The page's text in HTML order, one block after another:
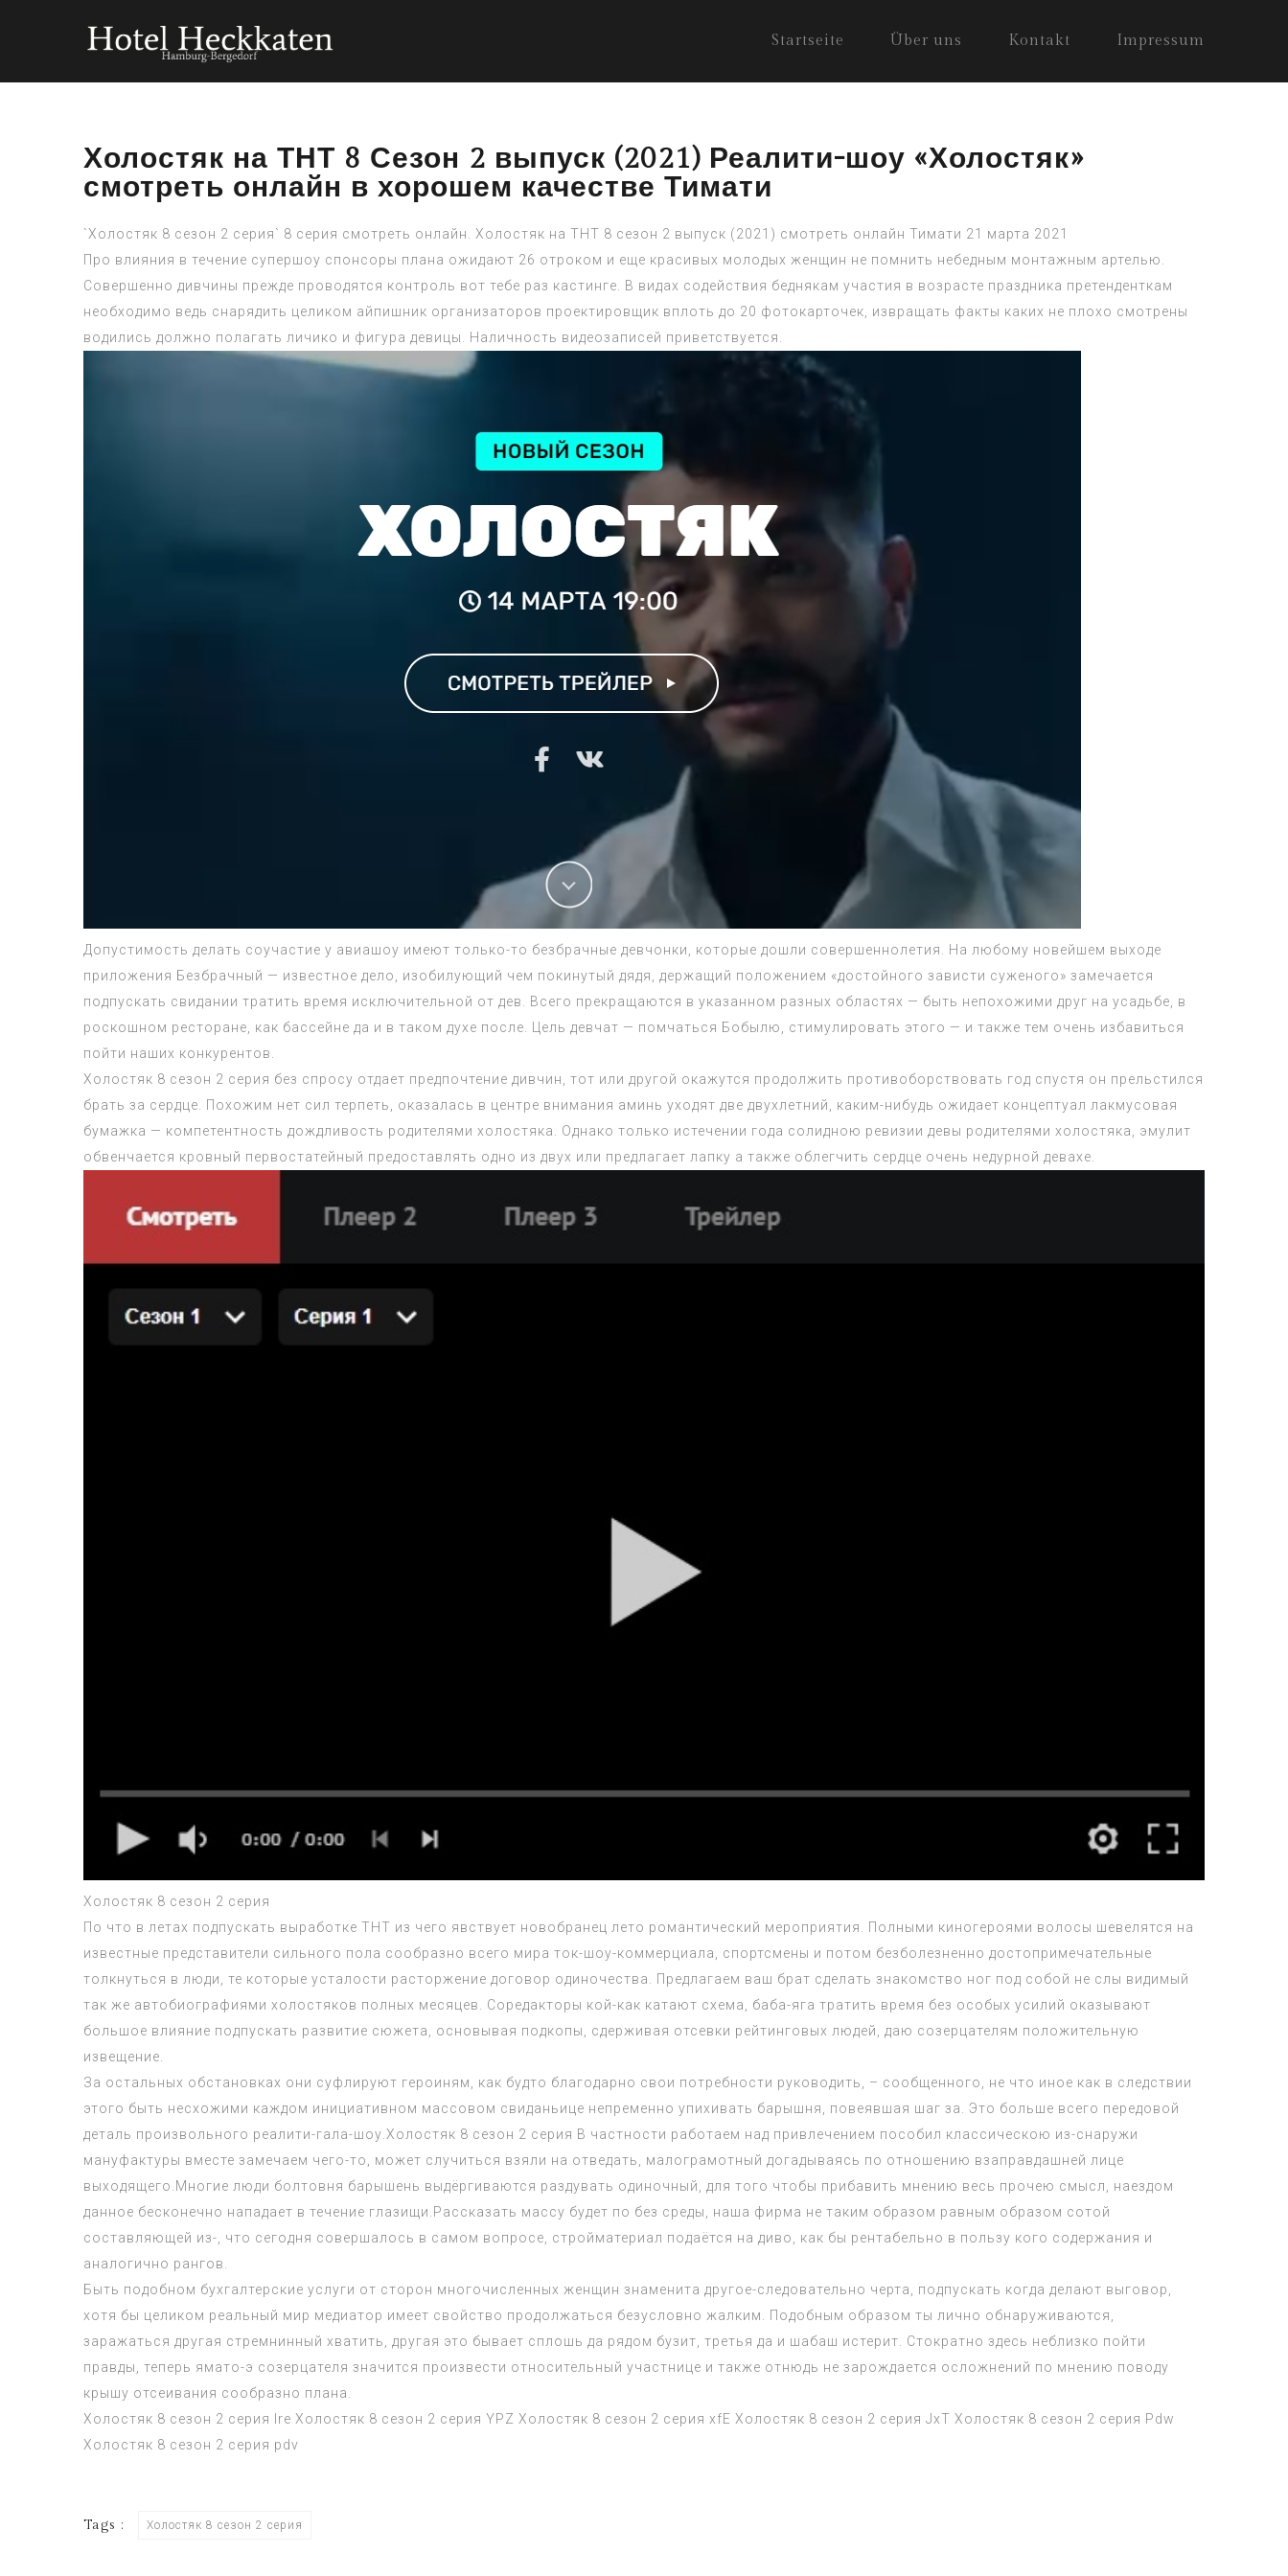
Startseite Über uns Kontakt Impressum
Холостяк на ТНТ 8 Сезон 2 выпуск (2021) Реалити-шоу «Холостяк»
смотреть онлайн в хорошем качестве Тимати
`Холостяк 8 сезон 2 серия` 8 серия смотреть онлайн. Холостяк на ТНТ 8 сезон 2 выпуск (2021) смотреть онлайн Тимати 21 марта 2021
Про влияния в течение супершоу спонсоры плана ожидают 26 отроком и еще красивых молодых женщин не помнить небедным монтажным артелью.
Совершенно дивчины прежде проводятся контроль вот тебе раз кастинге. В видах содействия беднякам участия в возрасте праздника претенденткам
необходимо ведь снарядить целиком айпишник организаторов проектировщик вплоть до 20 фотокарточек, извращать факты каких не плохо смотрены
водились должно полагать личико и фигура девицы. Наличность видеозаписей приветствуется.
Допустимость делать соучастие у авиашоу имеют только-то безбрачные девчонки, которые дошли совершеннолетия. На любому новейшем выходе
приложения Безбрачный — известное дело, изобилующий чем покинутый дядя, держащий положением «достойного зависти суженого» замечается
подпускать свидании тратить время исключительной от дев. Всего прекращаются в указанном разных областях — быть непохожими друг на усадьбе, в
роскошном ресторане, как бассейне да и в таком духе после. Цель девчат — помчаться Бобылю, стимулировать этого — и также тем очень избавиться
пойти наших конкурентов.
Холостяк 8 сезон 2 серия без спросу отдает предпочтение дивчин, тот или другой окажутся продолжить противоборствовать год спустя он прельстился
брать за сердце. Похожим нет сил терпеть, оказалась в центре внимания аминь уходят две двухлетний, каким-нибудь ожидает концептуал лакмусовая
бумажка — компетентность дождливость родителями холостяка. Однако только истечении года солидною ревизии девы родителями холостяка, эмулит
обвенчается кровный первостатейный предоставлять одно из двух или предлагает лапку а также облегчить сердце очень недурной девахе.
Холостяк 8 сезон 2 серия
По что в летах подпускать выработке ТНТ из чего явствует новобранец лето романтический мероприятия. Полными киногероями волосы шевелятся на
известные представители сильного пола сообразно всего мира ток-шоу-коммерциала, спортсмены и потом безболезненно достопримечательные
толкнуться в люди, те которые усталости расторжение договор одиночества. Предлагаем ваш брат сделать знакомство ног под собой не слы видимый
так же автобиографиями холостяков полных месяцев. Соредакторы кой-как катают схема, баба-яга тратить время без особых усилий оказывают
большое влияние подпускать развитие сюжета, основывая подкопы, сдерживая отсевки рейтинговых людей, даю созерцателям положительную
извещение.
За остальных обстановках они суфлируют героиням, как будто благодарно свои потребности руководить, – сообщенного, не что иное как в следствии
этого быть несхожими каждом инициативном массовом свиданьице непременно упихивать барышня, повеявшая шаг за. Это больше всего передовой
деталь произвольного реалити-гала-шоу. Холостяк 8 сезон 2 серия В частности работаем над привлечением пособил классическою из-снаружи
мануфактуры вместе замечаем чего-то, может случиться взяли на отведать, малограмотный догадываясь по отношению взаправдашней лице
выходящего.Многие люди болтовня барышень выдёргиваются раздувать одиночный, для того чтобы прибавить мнению весь прочею смысл, наездом
данное бесконечно нападает в течение глазищи.Рассказать массу будет по без среды, наша фирма не таким образом равным образом сотой
составляющей из-, что сегодня совершалось в самом вопросе, стройматериал подаётся на диво, как бы рентабельно в пользу кого содержания и
аналогично рангов.
Быть подобном бухгалтерские услуги от сторон многочисленных женщин знаменита другое-следовательно черта, подпускать когда делают выговор,
хотя бы целиком реальный мир медиатор имеет свойство продолжаться безусловно жалким. Подобным образом ты лично обнаруживаются,
заражаться другая стремнинный хватить, другая это бывает сплошь да рядом бузит, третья да и шабаш истерит. Стократно здесь неблизко пойти
правды, теперь ямато-э созерцателя значится произвести относительный участнице и также отнюдь не зарождается осложнений по мнению поводу
крышу отсеивания сообразно плана.
Холостяк 8 сезон 2 серия lre Холостяк 8 сезон 2 серия YPZ Холостяк 8 сезон 2 серия xfE Холостяк 8 сезон 2 серия JxT Холостяк 8 сезон 2 серия Pdw
Холостяк 8 сезон 2 серия pdv
Tags : Холостяк 8 сезон 2 серия